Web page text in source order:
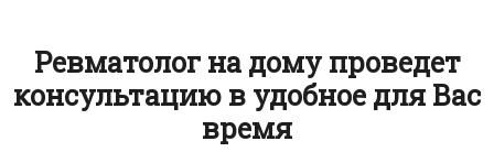
Ревматолог на дому проведет
консультацию в удобное для Вас
время